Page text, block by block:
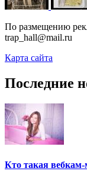
По размещению
trap_hall@mail.ru
Карта сайта
Последние
Кто такая вебкам-